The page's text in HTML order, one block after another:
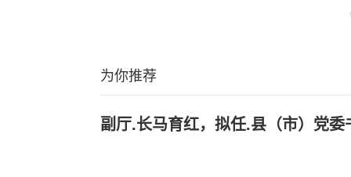
为你推荐
副厅.长马育红，拟任.县（市）党委